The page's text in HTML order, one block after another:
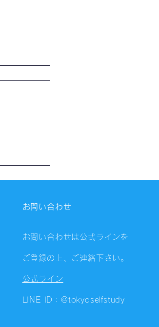
お問い合わせ
お問い合わせは公式ラインを
ご登録の上、ご連絡下さい。
公式ライン
LINE ID：@tokyoselfstudy